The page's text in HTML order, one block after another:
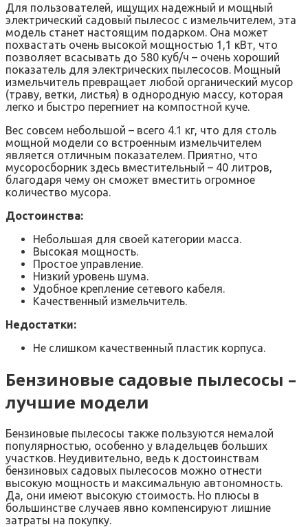
Для пользователей, ищущих надежный и мощный
электрический садовый пылесос с измельчителем, эта
модель станет настоящим подарком. Она может
похвастать очень высокой мощностью 1,1 кВт, что
позволяет всасывать до 580 куб/ч – очень хороший
показатель для электрических пылесосов. Мощный
измельчитель превращает любой органический мусор
(траву, ветки, листья) в однородную массу, которая
легко и быстро перегниет на компостной куче.
Вес совсем небольшой – всего 4.1 кг, что для столь
мощной модели со встроенным измельчителем
является отличным показателем. Приятно, что
мусоросборник здесь вместительный – 40 литров,
благодаря чему он сможет вместить огромное
количество мусора.
Достоинства:
Небольшая для своей категории масса.
Высокая мощность.
Простое управление.
Низкий уровень шума.
Удобное крепление сетевого кабеля.
Качественный измельчитель.
Недостатки:
Не слишком качественный пластик корпуса.
Бензиновые садовые пылесосы –
лучшие модели
Бензиновые пылесосы также пользуются немалой
популярностью, особенно у владельцев больших
участков. Неудивительно, ведь к достоинствам
бензиновых садовых пылесосов можно отнести
высокую мощность и максимальную автономность.
Да, они имеют высокую стоимость. Но плюсы в
большинстве случаев явно компенсируют лишние
затраты на покупку.